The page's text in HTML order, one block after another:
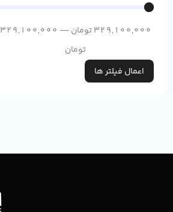
329,100,000تومان —
329,100,000
تومان
اعمال فیلتر ها